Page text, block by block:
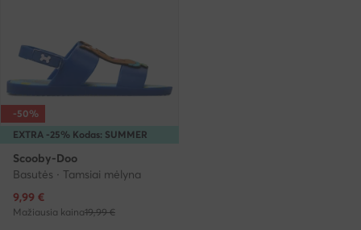
EXTRA -25% Kodas: SUMMER
-50%
Scooby-Doo
Basutės · Tamsiai mėlyna
Dabartinė kaina
9,99 €
Mažiausia kaina19,99 €